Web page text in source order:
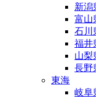
新潟
富山
石川
福井
山梨
長野
東海
岐阜